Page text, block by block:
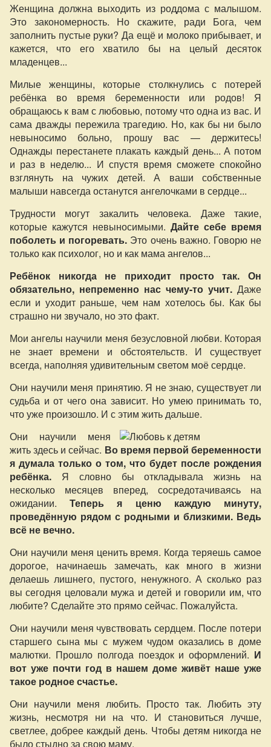
Женщина должна выходить из роддома с малышом.
Это закономерность. Но скажите, ради Бога, чем
заполнить пустые руки? Да ещё и молоко прибывает, и
кажется, что его хватило бы на целый десяток
младенцев...
Милые женщины, которые столкнулись с потерей
ребёнка во время беременности или родов! Я
обращаюсь к вам с любовью, потому что одна из вас. И
сама дважды пережила трагедию. Но, как бы ни было
невыносимо больно, прошу вас — держитесь!
Однажды перестанете плакать каждый день... А потом
и раз в неделю... И спустя время сможете спокойно
взглянуть на чужих детей. А ваши собственные
малыши навсегда останутся ангелочками в сердце...
Трудности могут закалить человека. Даже такие,
которые кажутся невыносимыми. Дайте себе время
поболеть и погоревать. Это очень важно. Говорю не
только как психолог, но и как мама ангелов...
Ребёнок никогда не приходит просто так. Он
обязательно, непременно нас чему-то учит. Даже
если и уходит раньше, чем нам хотелось бы. Как бы
страшно ни звучало, но это факт.
Мои ангелы научили меня безусловной любви. Которая
не знает времени и обстоятельств. И существует
всегда, наполняя удивительным светом моё сердце.
Они научили меня принятию. Я не знаю, существует ли
судьба и от чего она зависит. Но умею принимать то,
что уже произошло. И с этим жить дальше.
Они научили меня
жить здесь и сейчас. Во время первой беременности
я думала только о том, что будет после рождения
ребёнка. Я словно бы откладывала жизнь на
несколько месяцев вперед, сосредотачиваясь на
ожидании.Теперь я ценю каждую минуту,
проведённую рядом с родными и близкими. Ведь
всё не вечно.
Они научили меня ценить время. Когда теряешь самое
дорогое, начинаешь замечать, как много в жизни
делаешь лишнего, пустого, ненужного. А сколько раз
вы сегодня целовали мужа и детей и говорили им, что
любите? Сделайте это прямо сейчас. Пожалуйста.
Они научили меня чувствовать сердцем. После потери
старшего сына мы с мужем чудом оказались в доме
малютки. Прошло полгода поездок и оформлений. И
вот уже почти год в нашем доме живёт наше уже
такое родное счастье.
Они научили меня любить. Просто так. Любить эту
жизнь, несмотря ни на что. И становиться лучше,
светлее, добрее каждый день. Чтобы детям никогда не
было стыдно за свою маму.